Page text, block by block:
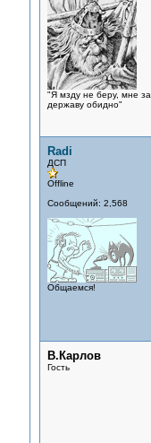
"Я мзду не беру, мне за
державу обидно"
Radi
ДСП
Offline
Сообщений: 2,568
Общаемся!
В.Карлов
Гость